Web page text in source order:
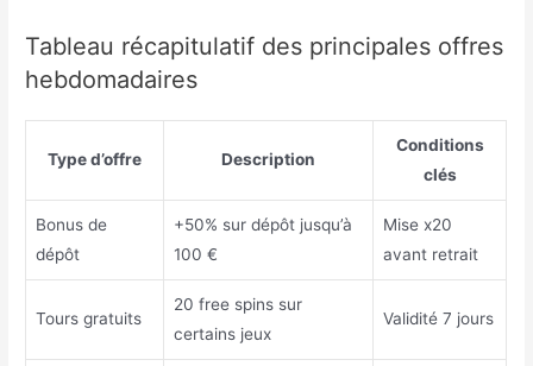
Tableau récapitulatif des principales offres
hebdomadaires
Type d’offre Description
Conditions
clés
Bonus de
dépôt
+50% sur dépôt jusqu’à
100 €
Mise x20
avant retrait
Tours gratuits
20 free spins sur
certains jeux
Validité 7 jours